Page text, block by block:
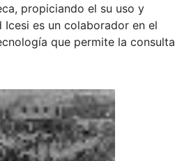
propiciando el su uso y
es un colaborador en el
que permite la consulta